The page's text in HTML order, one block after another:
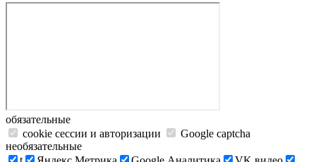
обязательные
cookie сессии и авторизации
Google captcha
необязательные